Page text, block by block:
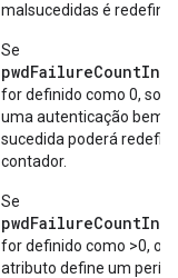
malsucedidas é
Se
for definido como 0,
uma autenticação bem-
sucedida poderá
contador.
Se
for definido como >0, o
atributo define um